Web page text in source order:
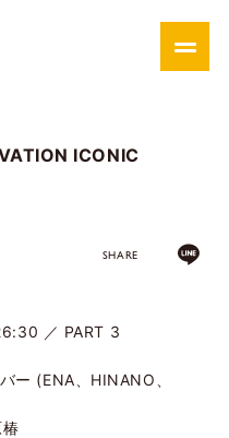
ICONIC
SHARE
／ PART 3
ー (ENA、HINANO、